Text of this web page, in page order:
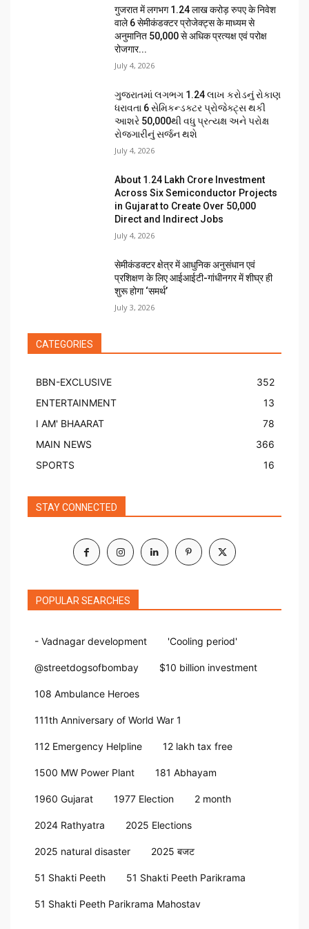
गुजरात में लगभग 1.24 लाख करोड़ रुपए के निवेश
वाले 6 सेमीकंडक्टर प्रोजेक्ट्स के माध्यम से
अनुमानित 50,000 से अधिक प्रत्यक्ष एवं परोक्ष
रोजगार...
July 4, 2026
ગુજરાતમાં લગભગ ₹1.24 લાખ કરોડનું રોકાણ
ધરાવતા 6 સેમિકન્ડક્ટર પ્રોજેક્ટ્સ થકી
આશરે 50,000થી વધુ પ્રત્યક્ષ અને પરોક્ષ
રોજગારીનું સર્જન થશે
July 4, 2026
About ₹1.24 Lakh Crore Investment
Across Six Semiconductor Projects
in Gujarat to Create Over 50,000
Direct and Indirect Jobs
July 4, 2026
सेमीकंडक्टर क्षेत्र में आधुनिक अनुसंधान एवं
प्रशिक्षण के लिए आईआईटी-गांधीनगर में शीघ्र ही
शुरू होगा ‘समर्थ’
July 3, 2026
CATEGORIES
BBN-EXCLUSIVE
352
ENTERTAINMENT
13
I AM' BHAARAT
78
MAIN NEWS
366
SPORTS
16
STAY CONNECTED
POPULAR SEARCHES
- Vadnagar development 'Cooling period'
@streetdogsofbombay $10 billion investment
108 Ambulance Heroes
111th Anniversary of World War 1
112 Emergency Helpline 12 lakh tax free
1500 MW Power Plant 181 Abhayam
1960 Gujarat 1977 Election 2 month
2024 Rathyatra 2025 Elections
2025 natural disaster 2025 बजट
51 Shakti Peeth 51 Shakti Peeth Parikrama
51 Shakti Peeth Parikrama Mahostav